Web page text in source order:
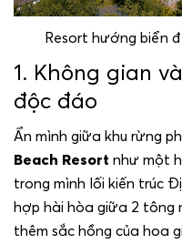
Resort hướng biển
1. Không gian
độc đáo
Ẩn mình giữa khu rừng
Beach Resort như một
trong mình lối kiến trúc
hợp hài hòa giữa 2 tông
thêm sắc hồng của hoa